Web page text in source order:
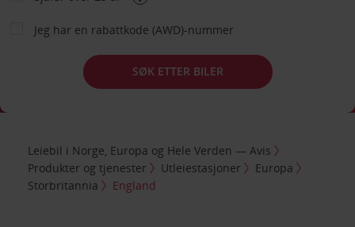
Jeg har en rabattkode (AWD)-nummer
SØK ETTER BILER
Leiebil i Norge, Europa og Hele Verden — Avis
Produkter og tjenester
Utleiestasjoner
Europa
Storbritannia
England